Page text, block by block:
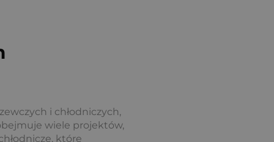
i chłodniczych,
wiele projektów,
które